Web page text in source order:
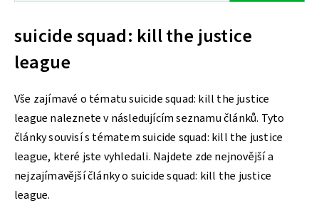
suicide squad: kill the justice
league
Vše zajímavé o tématu suicide squad: kill the justice
league naleznete v následujícím seznamu článků. Tyto
články souvisí s tématem suicide squad: kill the justice
league, které jste vyhledali. Najdete zde nejnovější a
nejzajímavější články o suicide squad: kill the justice
league.